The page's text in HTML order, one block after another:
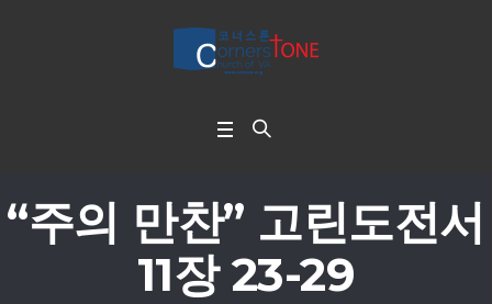
“주의 만찬” 고린도전서
11장 23-29